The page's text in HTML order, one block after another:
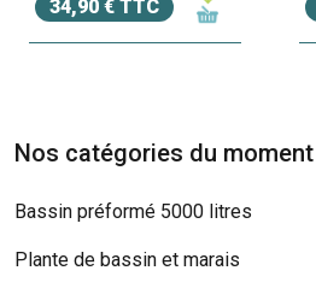
34,90 € TTC
Nos catégories du moment
Bassin préformé 5000 litres
Plante de bassin et marais